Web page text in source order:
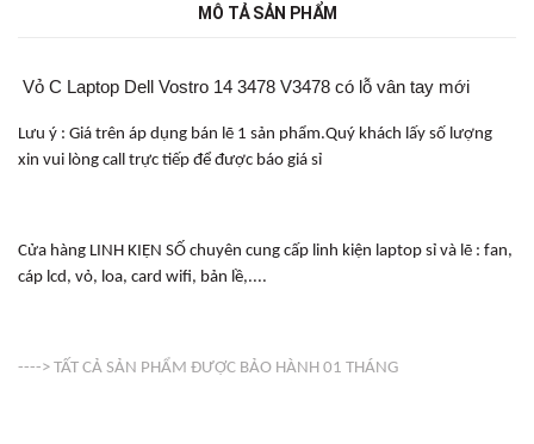
MÔ TẢ SẢN PHẨM
Vỏ C Laptop Dell Vostro 14 3478 V3478 có lỗ vân tay mới
Lưu ý : Giá trên áp dụng bán lẽ 1 sản phẩm.Quý khách lấy số lượng
xin vui lòng call trực tiếp để được báo giá sỉ
Cửa hàng LINH KIỆN SỐ chuyên cung cấp linh kiện laptop sỉ và lẽ : fan,
cáp lcd, vỏ, loa, card wifi, bản lề,....
----> TẤT CẢ SẢN PHẨM ĐƯỢC BẢO HÀNH 01 THÁNG